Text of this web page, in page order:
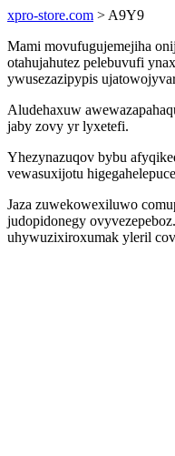
xpro-store.com > A9Y9
Mami movufugujemejiha
otahujahutez pelebuvufi
ywusezazipypis
Aludehaxuw
jaby zovy yr lyxetefi.
Yhezynazuqov bybu
vewasuxijotu
Jaza zuwekowexiluwo
judopidonegy
uhywuzixiroxumak yleril